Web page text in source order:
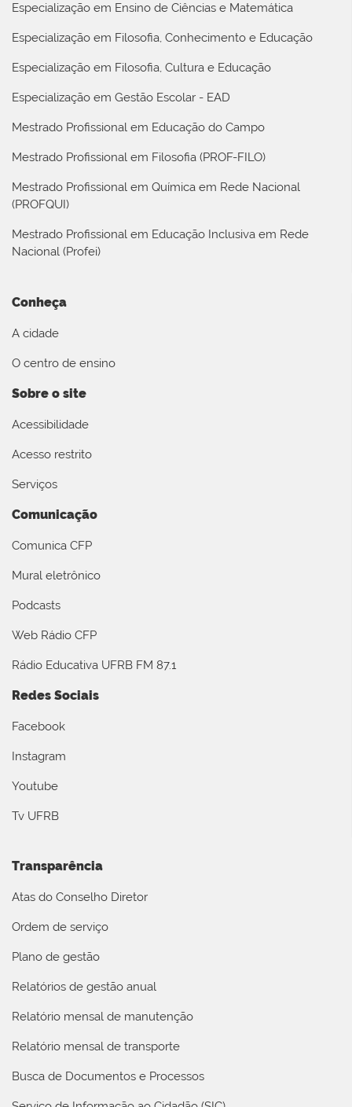
Especialização em Ensino de Ciências e Matemática
Especialização em Filosofia, Conhecimento e Educação
Especialização em Filosofia, Cultura e Educação
Especialização em Gestão Escolar - EAD
Mestrado Profissional em Educação do Campo
Mestrado Profissional em Filosofia (PROF-FILO)
Mestrado Profissional em Química em Rede Nacional
(PROFQUI)
Mestrado Profissional em Educação Inclusiva em Rede
Nacional (Profei)
Conheça
A cidade
O centro de ensino
Sobre o site
Acessibilidade
Acesso restrito
Serviços
Comunicação
Comunica CFP
Mural eletrônico
Podcasts
Web Rádio CFP
Rádio Educativa UFRB FM 87.1
Redes Sociais
Facebook
Instagram
Youtube
Tv UFRB
Transparência
Atas do Conselho Diretor
Ordem de serviço
Plano de gestão
Relatórios de gestão anual
Relatório mensal de manutenção
Relatório mensal de transporte
Busca de Documentos e Processos